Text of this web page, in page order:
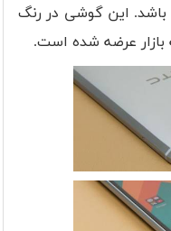
باشد. این گوشی در رنگ
بازار عرضه شده است.